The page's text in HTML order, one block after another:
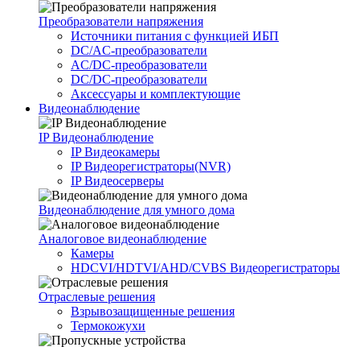
Преобразователи напряжения
Источники питания c функцией ИБП
DC/AC-преобразователи
AC/DC-преобразователи
DC/DC-преобразователи
Аксессуары и комплектующие
Видеонаблюдение
IP Видеонаблюдение
IP Видеокамеры
IP Видеорегистраторы(NVR)
IP Видеосерверы
Видеонаблюдение для умного дома
Аналоговое видеонаблюдение
Камеры
HDCVI/HDTVI/AHD/CVBS Видеорегистраторы
Отраслевые решения
Взрывозащищенные решения
Термокожухи